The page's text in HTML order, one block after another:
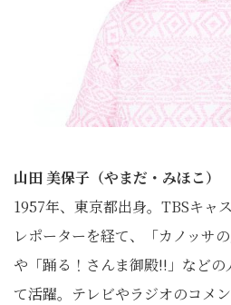
山田 美保子（やまだ・みほこ）
1957年、東京都出身。TBSキャ
レポーターを経て、「カノッサ
や「踊る！さんま御殿!!」など
て活躍。テレビやラジオのコメ